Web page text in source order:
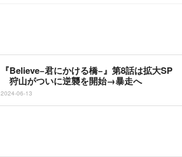
『Believe−君にかける橋−』第8話は拡大SP
狩山がついに逆襲を開始→暴走へ
2024-06-13